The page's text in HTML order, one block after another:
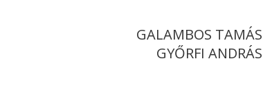
GALAMBOS TAMÁS
GYŐRFI ANDRÁS